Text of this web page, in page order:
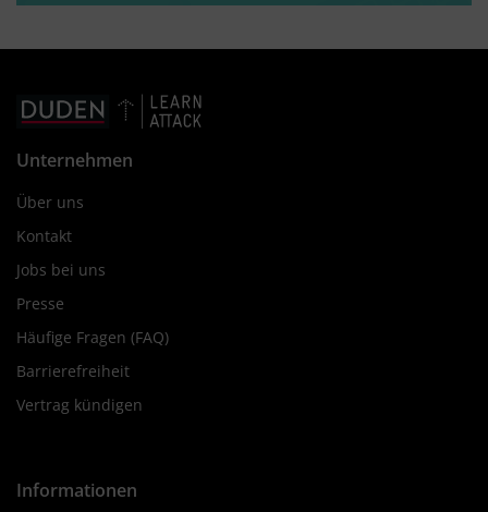
Unternehmen
Über uns
Kontakt
Jobs bei uns
Presse
Häufige Fragen (FAQ)
Barrierefreiheit
Vertrag kündigen
Informationen